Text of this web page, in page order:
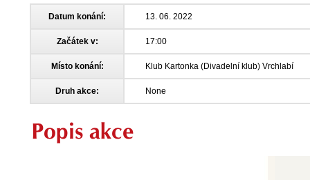
Datum konání: 13. 06. 2022
Začátek v: 17:00
Místo konání: Klub Kartonka (Divadelní klub) Vrchlabí
Druh akce: None
Popis akce